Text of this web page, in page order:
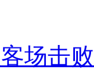
场击